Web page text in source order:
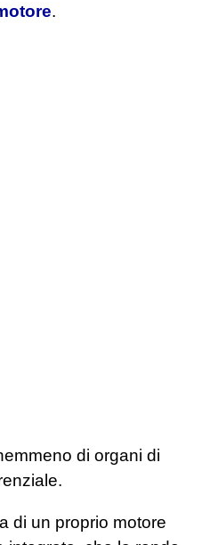
.
di organi di
di un proprio motore